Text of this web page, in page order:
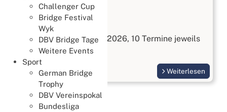
Challenger Cup
Bridge Festival
Wyk
DBV Bridge Tage
Weitere Events
Sport
German Bridge
Trophy
DBV Vereinspokal
Bundesliga
02. August 2026
Bridge kennenlernen
Start am 3. September 2026, 10 Termine jeweils
Donnerstags
Weiterlesen